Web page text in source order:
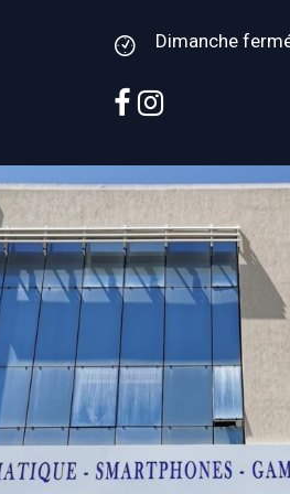
Dimanche
facebook
instagram